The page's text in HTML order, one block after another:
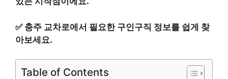
✅ 충주 교차로에서 필요한 구인구직 정보를 쉽게 찾
아보세요.
Table of Contents